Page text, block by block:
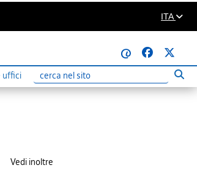
ITA
@
uffici
Ricerca
Vedi inoltre